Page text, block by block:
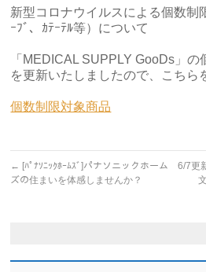
新型コロナウイルスによる個数制
ｰﾌﾞ、ｶﾃｰﾃﾙ等）について
「MEDICAL SUPPLY GooDs」
を更新いたしましたので、こちら
個数制限対象商品
← [ﾊﾟﾅｿﾆｯｸﾎｰﾑｽﾞ]パナソニックホーム
ズの住まいを体感しませんか？
6/7更